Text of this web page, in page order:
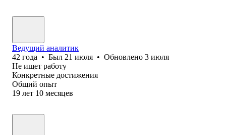
Ведущий аналитик
42 года • Был 21 июля • Обновлено 3 июля
Не ищет работу
Конкретные достижения
Общий опыт
19 лет 10 месяцев